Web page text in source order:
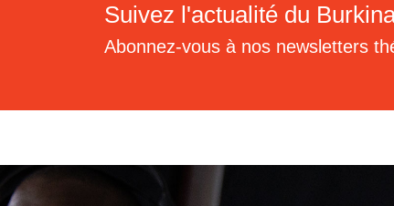
Suivez l'actualité du
Abonnez-vous à nos newsletters